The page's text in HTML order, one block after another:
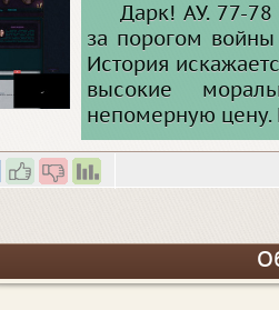
Дарк! АУ. 77-78
за порогом
История
высокие
непомерную цену.